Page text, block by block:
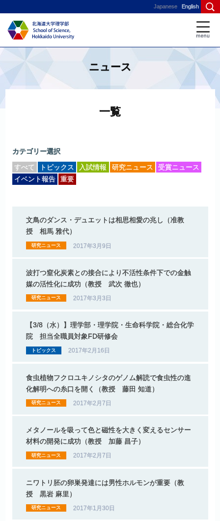
Japanese English
ニュース
一覧
カテゴリー選択
すべて トピックス 入試情報 研究ニュース
受賞ニュース
イベント報告
重要
文鳥のダンス ・ デュエットは相思相愛の兆し （准教
授
相馬 雅代）
研究ニュース 2017年3月9日
波打つ窒化炭素との接合により不活性条件下での金触
媒の活性化に成功 （教授 武次 徹也）
研究ニュース 2017年3月3日
【3/8（水）】 理学部・ 理学院・ 生命科学院・ 総合化学
院
担当全職員対象FD研修会
トピックス 2017年2月16日
食虫植物フクロユキノシタのゲノム解読で食虫性の進
化解明への糸口を開く （教授 藤田 知道）
研究ニュース 2017年2月7日
メタノールを吸って色と磁性を大きく 変えるセンサー
材料の開発に成功 （教授 加藤 昌子）
研究ニュース 2017年2月7日
ニワトリ 胚の卵巣発達には男性ホルモンが重要（教
授
黒岩 麻里）
研究ニュース 2017年1月30日